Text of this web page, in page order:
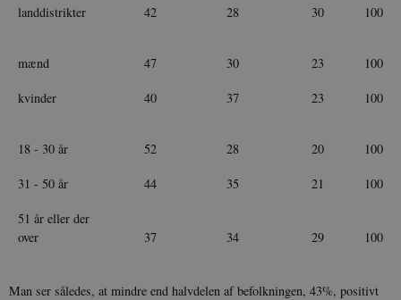
landdistrikter 42 28 30 100
mænd 47 30 23 100
kvinder 40 37 23 100
18 - 30 år 52 28 20 100
31 - 50 år 44 35 21 100
51 år eller der
over
37 34 29 100
Man ser således, at mindre end halvdelen af befolkningen, 43%, positivt